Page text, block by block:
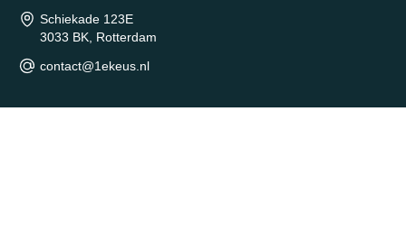
Schiekade 123E
3033 BK, Rotterdam
contact@1ekeus.nl